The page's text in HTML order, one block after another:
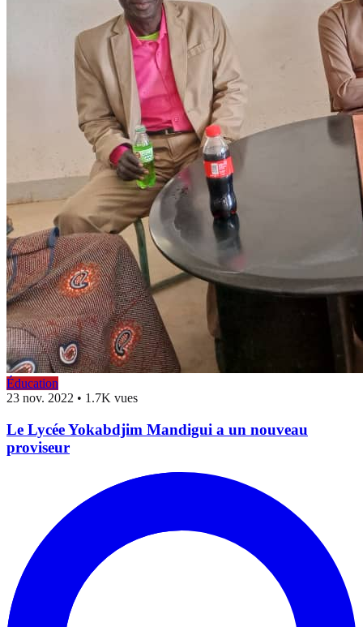
Éducation
23 nov. 2022 • 1.7K vues
Le Lycée Yokabdjim Mandigui a un nouveau
proviseur